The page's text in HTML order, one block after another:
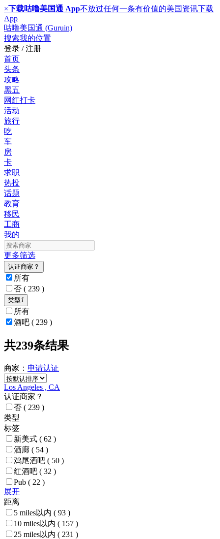
×下载咕噜美国通 App不放过任何一条有价值的美国资讯下载
App
咕噜美国通 (Guruin)
搜索我的位置
登录 / 注册
首页
头条
攻略
黑五
网红打卡
活动
旅行
吃
车
房
卡
求职
热投
话题
教育
移民
工商
我的
更多筛选
认证商家？
所有
否 ( 239 )
类型1
所有
酒吧 ( 239 )
共239条结果
商家： 申请认证
Los Angeles , CA
认证商家？
否 ( 239 )
类型
标签
新美式 ( 62 )
酒廊 ( 54 )
鸡尾酒吧 ( 50 )
红酒吧 ( 32 )
Pub ( 22 )
展开
距离
5 miles以内 ( 93 )
10 miles以内 ( 157 )
25 miles以内 ( 231 )